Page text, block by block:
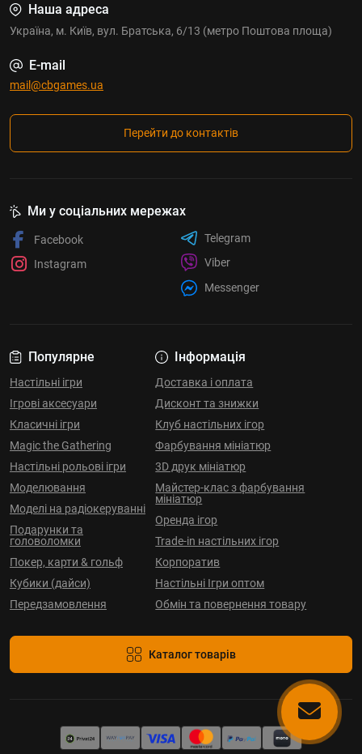
Наша адреса
Україна, м. Київ, вул. Братська, 6/13 (метро Поштова площа)
E-mail
mail@cbgames.ua
Перейти до контактів
Популярне
Настільні ігри
Ігрові аксесуари
Класичні ігри
Magic the Gathering
Настільні рольові ігри
Моделювання
Моделі на радіокеруванні
Подарунки та
головоломки
Покер, карти & гольф
Кубики (дайси)
Передзамовлення
Інформація
Доставка і оплата
Дисконт та знижки
Клуб настільних ігор
Фарбування мініатюр
3D друк мініатюр
Майстер-клас з фарбування
мініатюр
Оренда ігор
Trade-in настільних ігор
Корпоратив
Настільні Ігри оптом
Обмін та повернення товару
Каталог товарів
Ми у соціальних мережах
Facebook
Instagram
Telegram
Viber
Messenger